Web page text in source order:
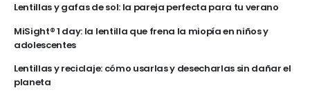
Lentillas y gafas de sol: la pareja perfecta para tu verano
MiSight® 1 day: la lentilla que frena la miopía en niños y
adolescentes
Lentillas y reciclaje: cómo usarlas y desecharlas sin dañar el
planeta